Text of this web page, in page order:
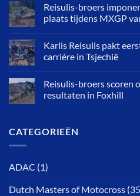
Reisulis-broers
plaats tijdens MXGP
Karlis Reisulis pakt
carrière in Tsjechië
Reisulis-broers scoren
resultaten in Foxhill
CATEGORIEËN
ADAC (1)
Dutch Masters of Motocross